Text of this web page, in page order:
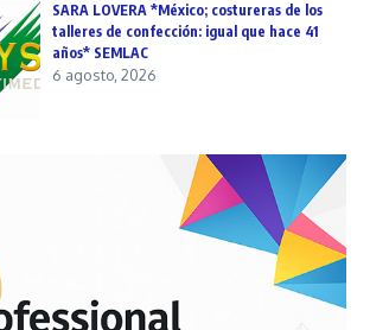
SARA LOVERA *México; costureras de los
talleres de confección: igual que hace 41
años* SEMLAC
6 agosto, 2026